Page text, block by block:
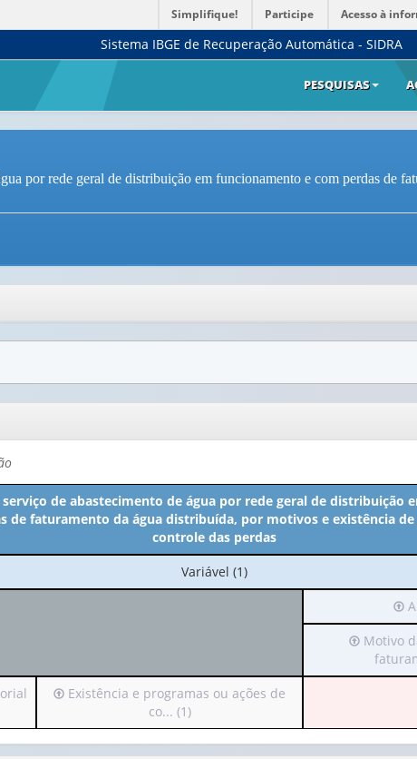
Simplifique! Participe Acesso à
Sistema IBGE de Recuperação Automática - SIDRA
PESQUISAS
por rede geral de distribuição em funcionamento e com perdas de
de abastecimento de água por rede geral de distribuição
de faturamento da água distribuída, por motivos e existência
controle das perdas
No
cabeçalho:
Variável (1)
Irá
o
Irá
para
o
apenas
1
Motivo
Irá
o
cabeçalho
Existência e programas ou ações de
co... (1)